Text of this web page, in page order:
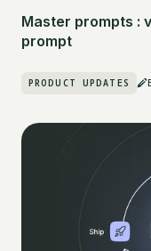
Master prompts :
prompt
PRODUCT UPDATES